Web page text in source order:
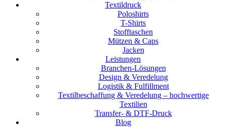
Textildruck
Poloshirts
T-Shirts
Stofftaschen
Mützen & Caps
Jacken
Leistungen
Branchen-Lösungen
Design & Veredelung
Logistik & Fulfillment
Textilbeschaffung & Veredelung – hochwertige
Textilien
Transfer- & DTF-Druck
Blog